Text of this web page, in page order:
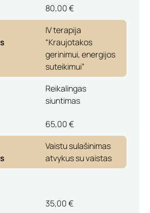
80,00 €
IV terapija
“Kraujotakos
gerinimui, energijos
suteikimui”
Reikalingas
siuntimas
65,00 €
Vaistu sulašinimas
atvykus su vaistas
35,00 €